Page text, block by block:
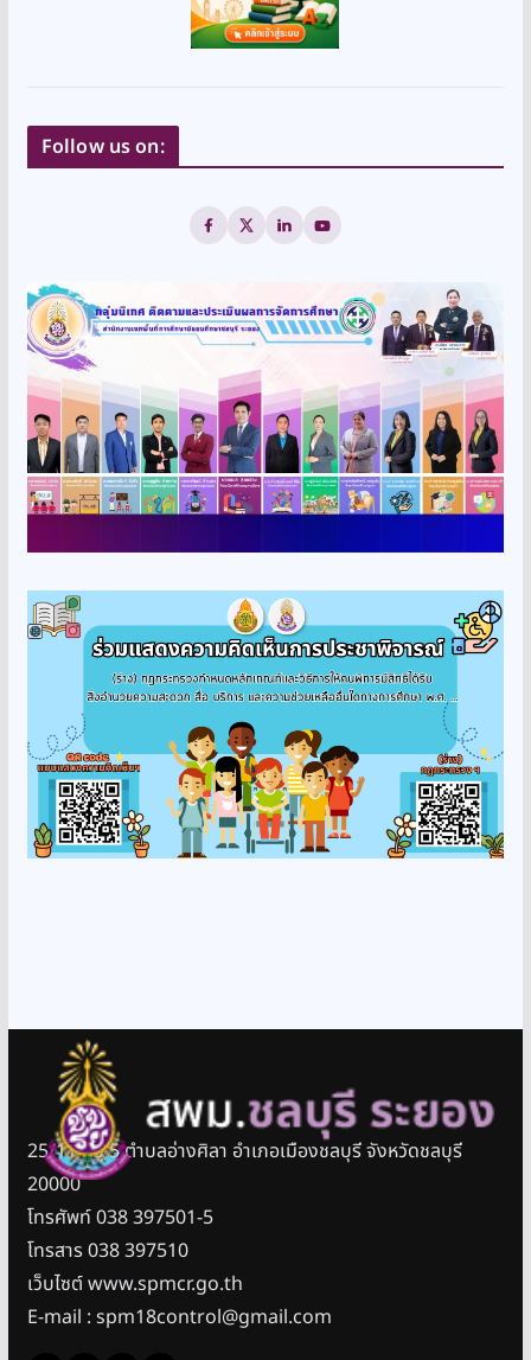
Follow us on:
25/11 หมู่ 5 ตำบลอ่างศิลา อำเภอเมืองชลบุรี จังหวัดชลบุรี
20000
โทรศัพท์ 038 397501-5
โทรสาร 038 397510
เว็บไซต์ www.spmcr.go.th
E-mail : spm18control@gmail.com